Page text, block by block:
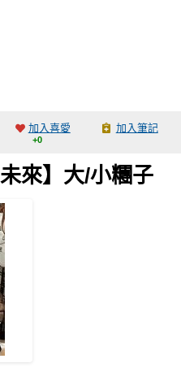
加入喜愛
+0
加入筆記
來】大/小糰子